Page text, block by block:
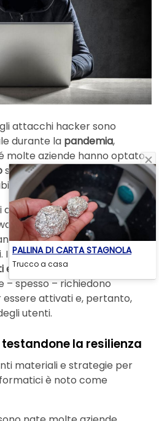
attacchi hacker sono
durante la pandemia,
molte aziende hanno optato
su computer personali,
principalmente
dannosi che possono
o permettendo
I metodi di diffusione più
email, link fraudolenti e siti
– spesso – richiedono
essere attivati e, pertanto,
utenti.
la resilienza
materiali e strategie per
è noto come
PALLINA DI CARTA STAGNOLA
Trucco a casa